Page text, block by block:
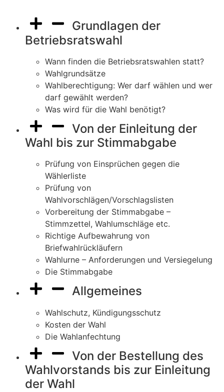
Grundlagen der
Betriebsratswahl
Wann finden die Betriebsratswahlen statt?
Wahlgrundsätze
Wahlberechtigung: Wer darf wählen und wer
darf gewählt werden?
Was wird für die Wahl benötigt?
Von der Einleitung der
Wahl bis zur Stimmabgabe
Prüfung von Einsprüchen gegen die
Wählerliste
Prüfung von
Wahlvorschlägen/Vorschlagslisten
Vorbereitung der Stimmabgabe –
Stimmzettel, Wahlumschläge etc.
Richtige Aufbewahrung von
Briefwahlrückläufern
Wahlurne – Anforderungen und Versiegelung
Die Stimmabgabe
Allgemeines
Wahlschutz, Kündigungsschutz
Kosten der Wahl
Die Wahlanfechtung
Von der Bestellung des
Wahlvorstands bis zur Einleitung
der Wahl